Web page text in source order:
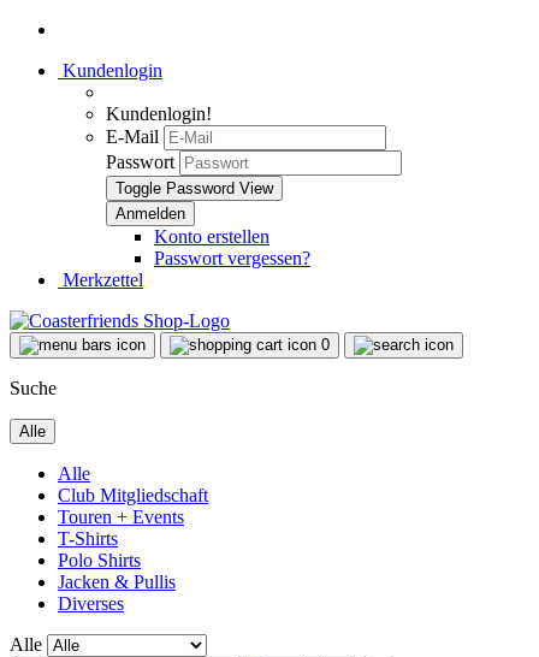
Kundenlogin
Kundenlogin!
E-Mail
Passwort
Toggle Password View
Konto erstellen
Passwort vergessen?
Merkzettel
0
Suche
Alle
Alle
Club Mitgliedschaft
Touren + Events
T-Shirts
Polo Shirts
Jacken & Pullis
Diverses
Alle